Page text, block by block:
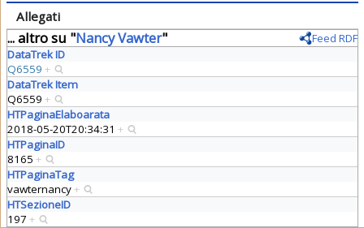
Allegati
... altro su "Nancy Vawter"
Feed RDF
DataTrek ID
Q6559 +
DataTrek Item
Q6559 +
HTPaginaElaboarata
2018-05-20T20:34:31 +
HTPaginaID
8165 +
HTPaginaTag
vawternancy+
HTSezioneID
197 +